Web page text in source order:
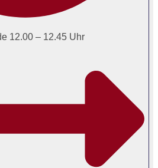
12.00 – 12.45 Uhr